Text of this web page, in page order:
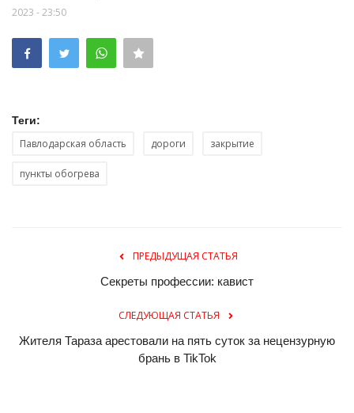
2023 - 23:50
Теги:
Павлодарская область дороги закрытие
пункты обогрева
ПРЕДЫДУЩАЯ СТАТЬЯ
Секреты профессии: кавист
СЛЕДУЮЩАЯ СТАТЬЯ
Жителя Тараза арестовали на пять суток за нецензурную
брань в TikTok